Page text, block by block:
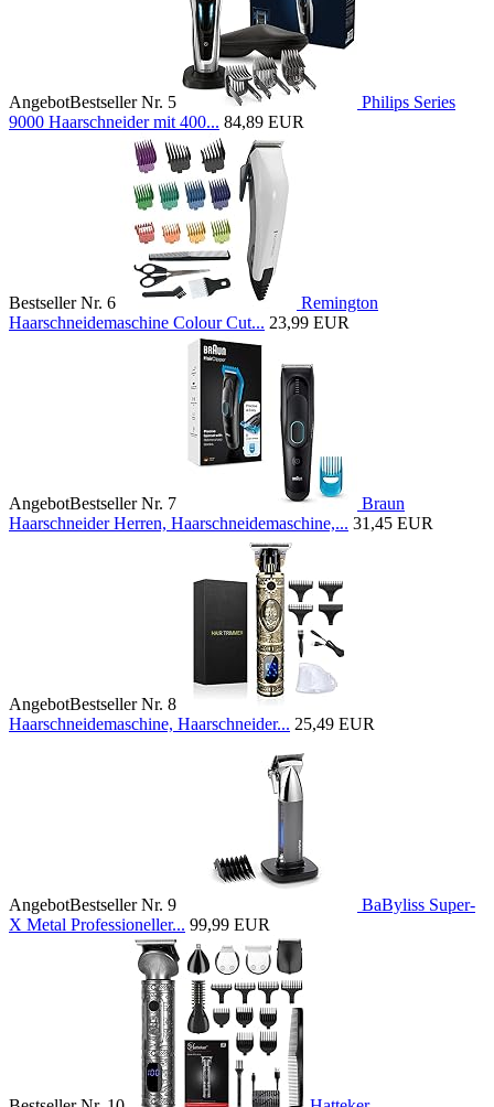
AngebotBestseller Nr. 5
Philips Series
9000 Haarschneider mit 400... 84,89 EUR
Bestseller Nr. 6
Remington
Haarschneidemaschine Colour Cut... 23,99 EUR
AngebotBestseller Nr. 7
Braun
Haarschneider Herren, Haarschneidemaschine,... 31,45 EUR
AngebotBestseller Nr. 8
Haarschneidemaschine, Haarschneider... 25,49 EUR
AngebotBestseller Nr. 9
BaByliss Super-
X Metal Professioneller... 99,99 EUR